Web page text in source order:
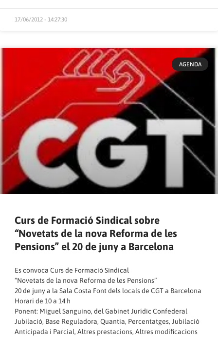
17/06/2012 - 14:27:30
AGENDA
Curs de Formació Sindical sobre
“Novetats de la nova Reforma de les
Pensions” el 20 de juny a Barcelona
Es convoca Curs de Formació Sindical
“Novetats de la nova Reforma de les Pensions”
20 de juny a la Sala Costa Font dels locals de CGT a Barcelona
Horari de 10 a 14 h
Ponent: Miguel Sanguino, del Gabinet Jurídic Confederal
Jubilació, Base Reguladora, Quantia, Percentatges, Jubilació
Anticipada i Parcial, Altres prestacions, Altres modificacions